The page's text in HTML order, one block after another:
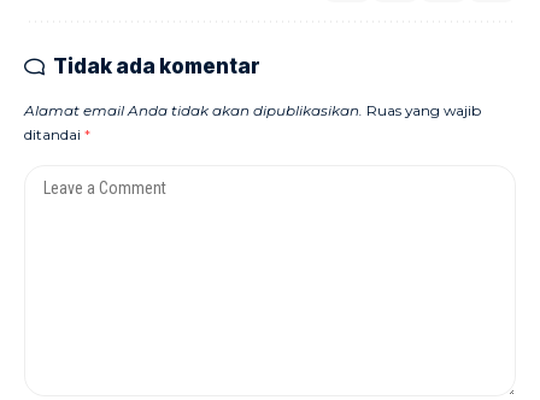
Tidak ada komentar
Alamat email Anda tidak akan dipublikasikan. Ruas yang wajib
ditandai *